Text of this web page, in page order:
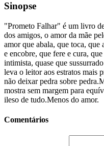
Sinopse
"Prometo Falhar" é um livro
dos amigos, o amor da mãe
amor que abala, que toca, que
e encobre, que fere e cura,
intimista, quase que
leva o leitor aos estratos mais
não deixar pedra sobre
mostra sem margem para
ileso de tudo.Menos do amor.
Comentários